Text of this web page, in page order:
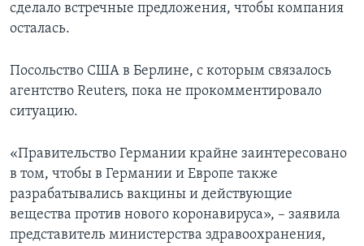
сделало встречные предложения, чтобы компания
осталась.
Посольство США в Берлине, с которым связалось
агентство Reuters, пока не прокомментировало
ситуацию.
«Правительство Германии крайне заинтересовано
в том, чтобы в Германии и Европе также
разрабатывались вакцины и действующие
вещества против нового коронавируса», – заявила
представитель министерства здравоохранения,